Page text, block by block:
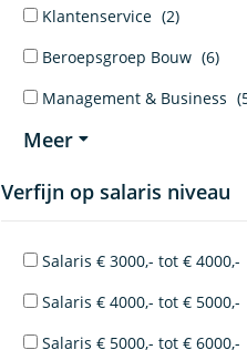
Klantenservice (2)
Beroepsgroep Bouw (6)
Management & Business
Meer
Verfijn op salaris niveau
Salaris € 3000,- tot € 4000,-
Salaris € 4000,- tot € 5000,-
Salaris € 5000,- tot € 6000,-